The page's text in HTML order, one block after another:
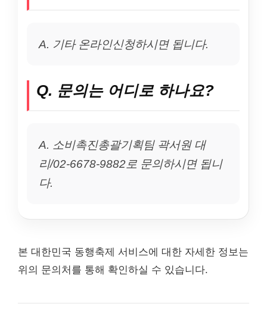
A. 기타 온라인신청하시면 됩니다.
Q. 문의는 어디로 하나요?
A. 소비촉진총괄기획팀 곽서원 대
리/02-6678-9882로 문의하시면 됩니
다.
본 대한민국 동행축제 서비스에 대한 자세한 정보는
위의 문의처를 통해 확인하실 수 있습니다.